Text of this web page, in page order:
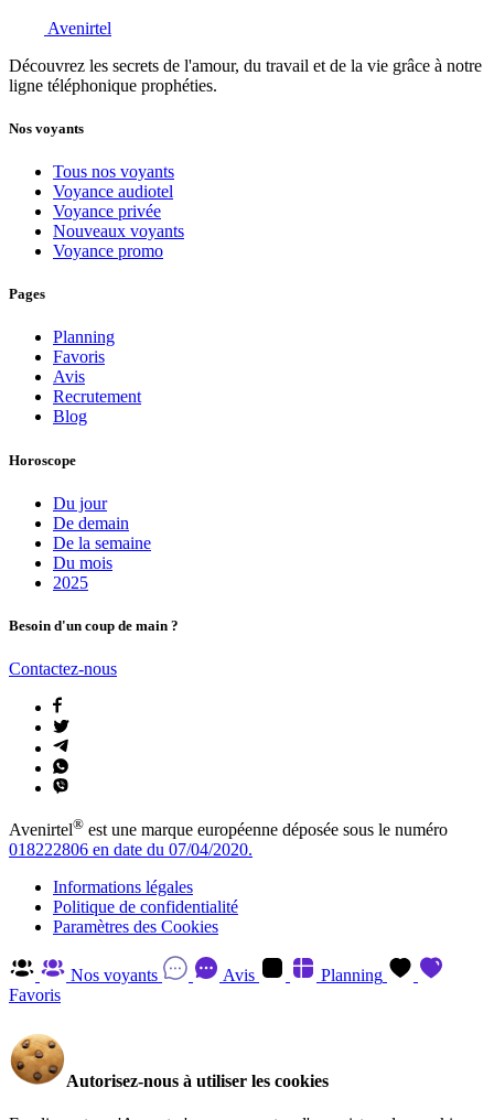
Avenirtel
Découvrez les secrets de l'amour, du travail et de la vie grâce à notre
ligne téléphonique prophéties.
Nos voyants
Tous nos voyants
Voyance audiotel
Voyance privée
Nouveaux voyants
Voyance promo
Pages
Planning
Favoris
Avis
Recrutement
Blog
Horoscope
Du jour
De demain
De la semaine
Du mois
2025
Besoin d'un coup de main ?
Contactez-nous
Avenirtel® est une marque européenne déposée sous le numéro
018222806 en date du 07/04/2020.
Informations légales
Politique de confidentialité
Paramètres des Cookies
Nos voyants Avis
Planning
Favoris
Autorisez-nous à utiliser les cookies